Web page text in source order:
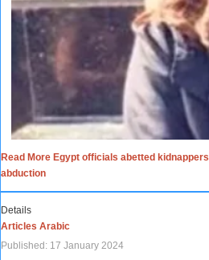
Read More Egypt officials abetted
abduction
Details
Articles Arabic
Published: 17 January 2024